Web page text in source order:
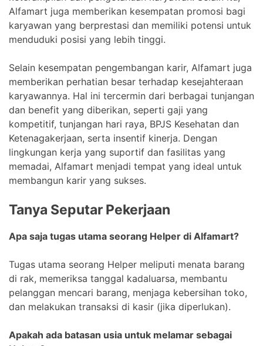
Alfamart juga memberikan kesempatan promosi bagi
karyawan yang berprestasi dan memiliki potensi untuk
menduduki posisi yang lebih tinggi.
Selain kesempatan pengembangan karir, Alfamart juga
memberikan perhatian besar terhadap kesejahteraan
karyawannya. Hal ini tercermin dari berbagai tunjangan
dan benefit yang diberikan, seperti gaji yang
kompetitif, tunjangan hari raya, BPJS Kesehatan dan
Ketenagakerjaan, serta insentif kinerja. Dengan
lingkungan kerja yang suportif dan fasilitas yang
memadai, Alfamart menjadi tempat yang ideal untuk
membangun karir yang sukses.
Tanya Seputar Pekerjaan
Apa saja tugas utama seorang Helper di Alfamart?
Tugas utama seorang Helper meliputi menata barang
di rak, memeriksa tanggal kadaluarsa, membantu
pelanggan mencari barang, menjaga kebersihan toko,
dan melakukan transaksi di kasir (jika diperlukan).
Apakah ada batasan usia untuk melamar sebagai